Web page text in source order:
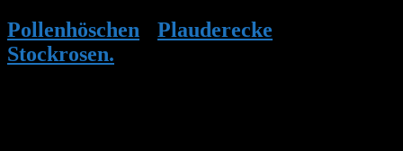
Pollenhöschen Plauderecke
Stockrosen.